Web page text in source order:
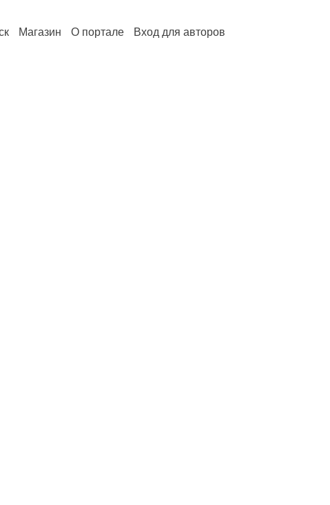
Магазин О портале Вход для авторов